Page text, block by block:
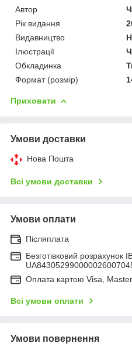
Автор
Рік видання
Видавництво
Ілюстрації
Обкладинка
Формат (розмір)
Приховати
Умови доставки
Нова Пошта
Всі умови доставки
Умови оплати
Післяплата
Безготівковий розрахунок
Оплата картою Visa,
Всі умови оплати
Умови повернення